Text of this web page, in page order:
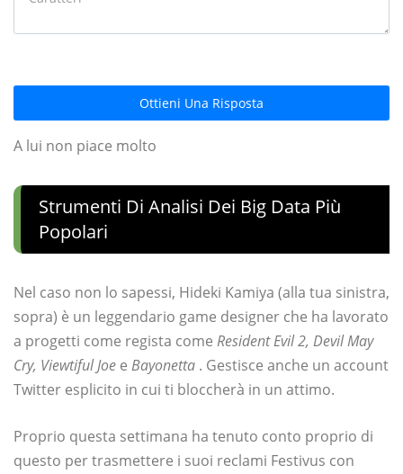
Ottieni Una Risposta
A lui non piace molto
Strumenti Di Analisi Dei Big Data Più
Popolari
Nel caso non lo sapessi, Hideki Kamiya (alla tua sinistra,
sopra) è un leggendario game designer che ha lavorato
a progetti come regista come Resident Evil 2, Devil May
Cry, Viewtiful Joe e Bayonetta . Gestisce anche un account
Twitter esplicito in cui ti bloccherà in un attimo.
Proprio questa settimana ha tenuto conto proprio di
questo per trasmettere i suoi reclami Festivus con